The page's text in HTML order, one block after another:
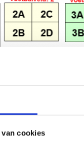
cookies